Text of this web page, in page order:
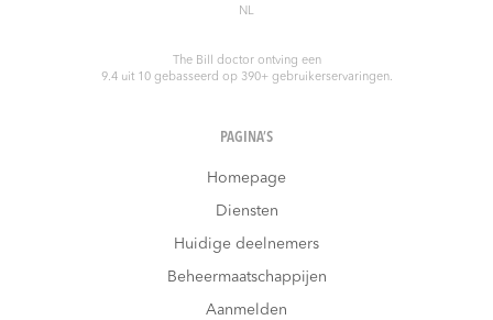
NL
The Bill doctorontving een
9.4uit 10gebasseerd op 390+ gebruikerservaringen.
PAGINA’S
Homepage
Diensten
Huidige deelnemers
Beheermaatschappijen
Aanmelden